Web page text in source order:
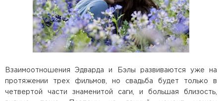
Взаимоотношения Эдварда и Бэлы развиваются уже на
протяжении трех фильмов, но свадьба будет только в
четвертой части знаменитой саги, и большая близость,